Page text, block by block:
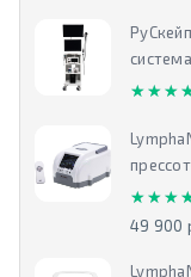
система
49 900